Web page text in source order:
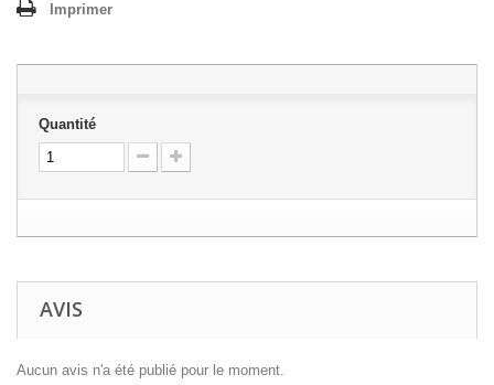
Imprimer
Quantité
AVIS
Aucun avis n'a été publié pour le moment.